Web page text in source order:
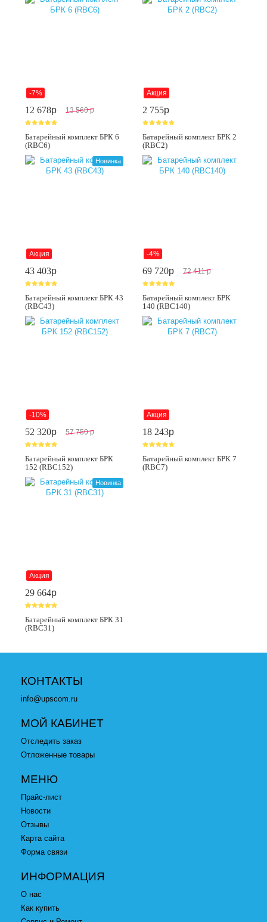
-7%
12 678p 13 560 p
Батарейный комплект БРК 6
(RBC6)
Акция
2 755p
Батарейный комплект БРК 2
(RBC2)
Акция
Новинка
43 403p
Батарейный комплект БРК 43
(RBC43)
-4%
69 720p 72 411 p
Батарейный комплект БРК
140 (RBC140)
-10%
52 320p 57 750 p
Батарейный комплект БРК
152 (RBC152)
Акция
18 243p
Батарейный комплект БРК 7
(RBC7)
Акция
Новинка
29 664p
Батарейный комплект БРК 31
(RBC31)
КОНТАКТЫ
info@upscom.ru
МОЙ КАБИНЕТ
Отследить заказ
Отложенные товары
МЕНЮ
Прайс-лист
Новости
Отзывы
Карта сайта
Форма связи
ИНФОРМАЦИЯ
О нас
Как купить